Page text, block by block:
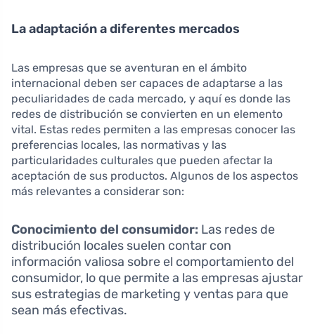
La adaptación a diferentes mercados
Las empresas que se aventuran en el ámbito
internacional deben ser capaces de adaptarse a las
peculiaridades de cada mercado, y aquí es donde las
redes de distribución se convierten en un elemento
vital. Estas redes permiten a las empresas conocer las
preferencias locales, las normativas y las
particularidades culturales que pueden afectar la
aceptación de sus productos. Algunos de los aspectos
más relevantes a considerar son:
Conocimiento del consumidor: Las redes de
distribución locales suelen contar con
información valiosa sobre el comportamiento del
consumidor, lo que permite a las empresas ajustar
sus estrategias de marketing y ventas para que
sean más efectivas.